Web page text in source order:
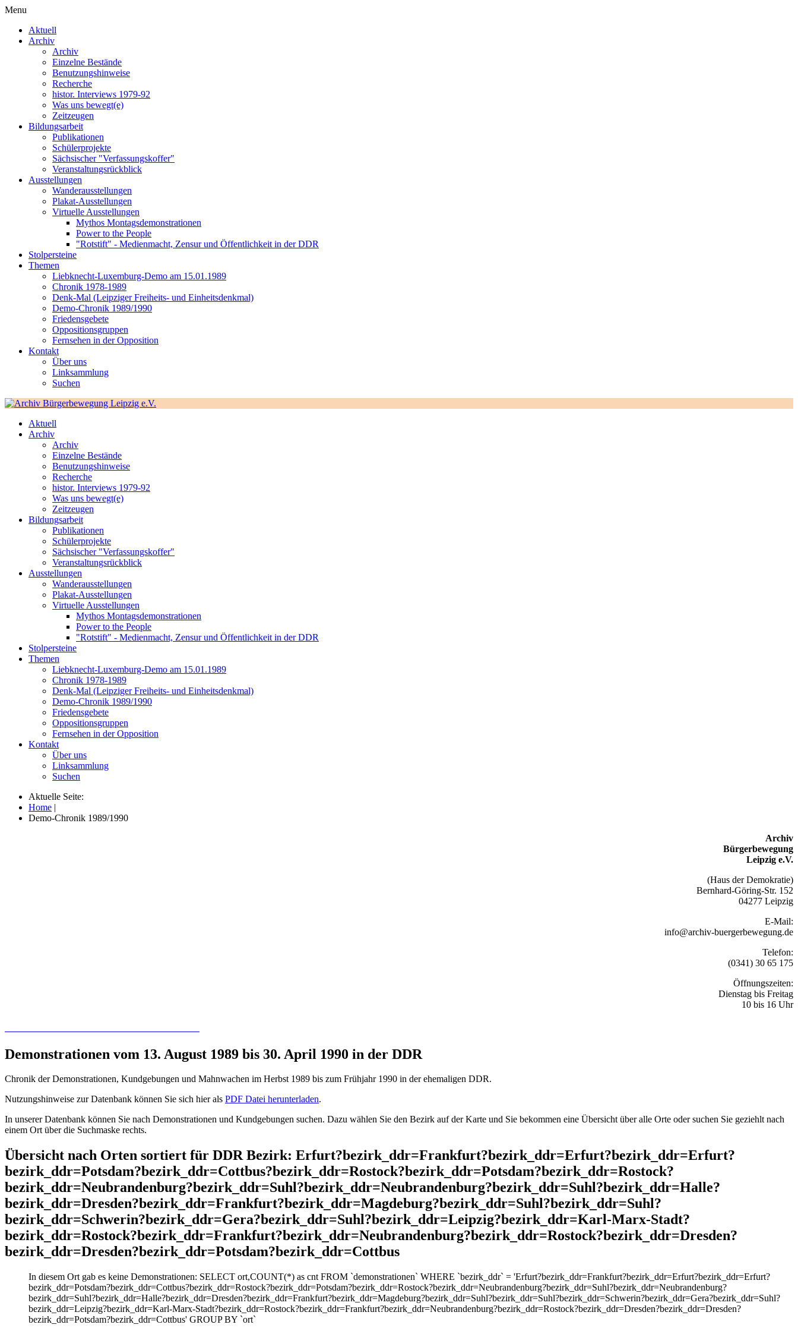
Menu
Aktuell
Archiv
Archiv
Einzelne Bestände
Benutzungshinweise
Recherche
histor. Interviews 1979-92
Was uns bewegt(e)
Zeitzeugen
Bildungsarbeit
Publikationen
Schülerprojekte
Sächsischer "Verfassungskoffer"
Veranstaltungsrückblick
Ausstellungen
Wanderausstellungen
Plakat-Ausstellungen
Virtuelle Ausstellungen
Mythos Montagsdemonstrationen
Power to the People
"Rotstift" - Medienmacht, Zensur und Öffentlichkeit in der DDR
Stolpersteine
Themen
Liebknecht-Luxemburg-Demo am 15.01.1989
Chronik 1978-1989
Denk-Mal (Leipziger Freiheits- und Einheitsdenkmal)
Demo-Chronik 1989/1990
Friedensgebete
Oppositionsgruppen
Fernsehen in der Opposition
Kontakt
Über uns
Linksammlung
Suchen
Aktuell
Archiv
Archiv
Einzelne Bestände
Benutzungshinweise
Recherche
histor. Interviews 1979-92
Was uns bewegt(e)
Zeitzeugen
Bildungsarbeit
Publikationen
Schülerprojekte
Sächsischer "Verfassungskoffer"
Veranstaltungsrückblick
Ausstellungen
Wanderausstellungen
Plakat-Ausstellungen
Virtuelle Ausstellungen
Mythos Montagsdemonstrationen
Power to the People
"Rotstift" - Medienmacht, Zensur und Öffentlichkeit in der DDR
Stolpersteine
Themen
Liebknecht-Luxemburg-Demo am 15.01.1989
Chronik 1978-1989
Denk-Mal (Leipziger Freiheits- und Einheitsdenkmal)
Demo-Chronik 1989/1990
Friedensgebete
Oppositionsgruppen
Fernsehen in der Opposition
Kontakt
Über uns
Linksammlung
Suchen
Aktuelle Seite:
Home |
Demo-Chronik 1989/1990
Archiv
Bürgerbewegung
Leipzig e.V.
(Haus der Demokratie)
Bernhard-Göring-Str. 152
04277 Leipzig
E-Mail:
info@archiv-buergerbewegung.de
Telefon:
(0341) 30 65 175
Öffnungszeiten:
Dienstag bis Freitag
10 bis 16 Uhr
Demonstrationen vom 13. August 1989 bis 30. April 1990 in der DDR
Chronik der Demonstrationen, Kundgebungen und Mahnwachen im Herbst 1989 bis zum Frühjahr 1990 in der ehemaligen DDR.
Nutzungshinweise zur Datenbank können Sie sich hier als PDF Datei herunterladen.
In unserer Datenbank können Sie nach Demonstrationen und Kundgebungen suchen. Dazu wählen Sie den Bezirk auf der Karte und Sie bekommen eine Übersicht über alle Orte oder suchen Sie geziehlt nach
einem Ort über die Suchmaske rechts.
Übersicht nach Orten sortiert für DDR Bezirk: Erfurt?bezirk_ddr=Frankfurt?bezirk_ddr=Erfurt?bezirk_ddr=Erfurt?
bezirk_ddr=Potsdam?bezirk_ddr=Cottbus?bezirk_ddr=Rostock?bezirk_ddr=Potsdam?bezirk_ddr=Rostock?
bezirk_ddr=Neubrandenburg?bezirk_ddr=Suhl?bezirk_ddr=Neubrandenburg?bezirk_ddr=Suhl?bezirk_ddr=Halle?
bezirk_ddr=Dresden?bezirk_ddr=Frankfurt?bezirk_ddr=Magdeburg?bezirk_ddr=Suhl?bezirk_ddr=Suhl?
bezirk_ddr=Schwerin?bezirk_ddr=Gera?bezirk_ddr=Suhl?bezirk_ddr=Leipzig?bezirk_ddr=Karl-Marx-Stadt?
bezirk_ddr=Rostock?bezirk_ddr=Frankfurt?bezirk_ddr=Neubrandenburg?bezirk_ddr=Rostock?bezirk_ddr=Dresden?
bezirk_ddr=Dresden?bezirk_ddr=Potsdam?bezirk_ddr=Cottbus
In diesem Ort gab es keine Demonstrationen: SELECT ort,COUNT(*) as cnt FROM `demonstrationen` WHERE `bezirk_ddr` = 'Erfurt?bezirk_ddr=Frankfurt?bezirk_ddr=Erfurt?bezirk_ddr=Erfurt?
bezirk_ddr=Potsdam?bezirk_ddr=Cottbus?bezirk_ddr=Rostock?bezirk_ddr=Potsdam?bezirk_ddr=Rostock?bezirk_ddr=Neubrandenburg?bezirk_ddr=Suhl?bezirk_ddr=Neubrandenburg?
bezirk_ddr=Suhl?bezirk_ddr=Halle?bezirk_ddr=Dresden?bezirk_ddr=Frankfurt?bezirk_ddr=Magdeburg?bezirk_ddr=Suhl?bezirk_ddr=Suhl?bezirk_ddr=Schwerin?bezirk_ddr=Gera?bezirk_ddr=Suhl?
bezirk_ddr=Leipzig?bezirk_ddr=Karl-Marx-Stadt?bezirk_ddr=Rostock?bezirk_ddr=Frankfurt?bezirk_ddr=Neubrandenburg?bezirk_ddr=Rostock?bezirk_ddr=Dresden?bezirk_ddr=Dresden?
bezirk_ddr=Potsdam?bezirk_ddr=Cottbus' GROUP BY `ort`